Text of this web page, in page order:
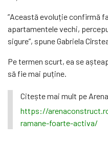
”Această evoluție confirmă
apartamentele vechi,
sigure”, spune Gabriela
Pe termen scurt, ea se
să fie mai puține.
Citește mai mult pe
https://
ramane-foarte-activa/